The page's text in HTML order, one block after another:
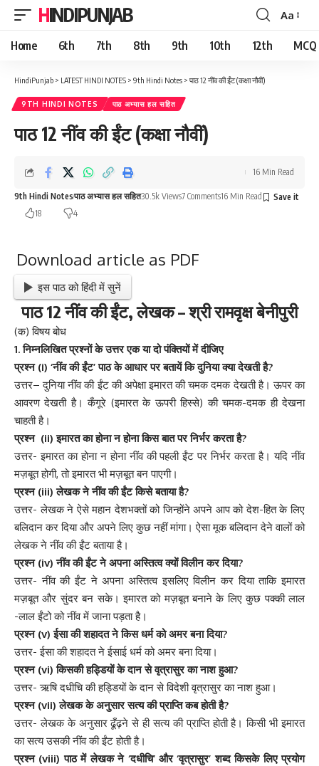
HINDIPUNJAB
Font
Resizer
Aa
Home 6th 7th 8th 9th 10th 12th MCQ
HindiPunjab > LATEST HINDI NOTES > 9th Hindi Notes > पाठ 12 नींव की ईंट (कक्षा नौवीं)
9TH HINDI NOTES पाठ अभ्यास हल सहित
पाठ 12 नींव की ईंट (कक्षा नौवीं)
9th Hindi Notesपाठ अभ्यास हल सहित30.5k Views7 Comments16 Min Read
18
4
16 Min Read
Download article as PDF
इस पाठ को हिंदी में सुनें
पाठ 12 नींव की ईंट, लेखक – श्री रामवृक्ष बेनीपुरी
(क) विषय बोध
1. निम्नलिखित प्रश्नों के उत्तर एक या दो पंक्तियों में दीजिए
प्रश्न (i) ‘नींव की ईंट’ पाठ के आधार पर बतायें कि दुनिया क्या देखती है?
उत्तर– दुनिया नींव की ईंट की अपेक्षा इमारत की चमक दमक देखती है। ऊपर का
आवरण देखती है। कँगूरे (इमारत के ऊपरी हिस्से) की चमक-दमक ही देखना
चाहती है।
प्रश्न (ii) इमारत का होना न होना किस बात पर निर्भर करता है?
उत्तर- इमारत का होना न होना नींव की पहली ईंट पर निर्भर करता है। यदि नींव
मज़बूत होगी, तो इमारत भी मज़बूत बन पाएगी।
प्रश्न (iii) लेखक ने नींव की ईंट किसे बताया है?
उत्तर- लेखक ने ऐसे महान देशभक्तों को जिन्होंने अपने आप को देश-हित के लिए
बलिदान कर दिया और अपने लिए कुछ नहीं मांगा। ऐसा मूक बलिदान देने वालों को
लेखक ने नींव की ईंट बताया है।
प्रश्न (iv) नींव की ईंट ने अपना अस्तित्व क्यों विलीन कर दिया?
उत्तर- नींव की ईंट ने अपना अस्तित्व इसलिए विलीन कर दिया ताकि इमारत
मज़बूत और सुंदर बन सके। इमारत को मज़बूत बनाने के लिए कुछ पक्की लाल
-लाल ईंटो को नींव में जाना पड़ता है।
प्रश्न (v) ईसा की शहादत ने किस धर्म को अमर बना दिया?
उत्तर- ईसा की शहादत ने ईसाई धर्म को अमर बना दिया।
प्रश्न (vi) किसकी हड्डियों के दान से वृत्रासुर का नाश हुआ?
उत्तर- ऋषि दधीचि की हड्डियों के दान से विदेशी वृत्रासुर का नाश हुआ।
प्रश्न (vii) लेखक के अनुसार सत्य की प्राप्ति कब होती है?
उत्तर- लेखक के अनुसार ढूँढ़ने से ही सत्य की प्राप्ति होती है। किसी भी इमारत
का सत्य उसकी नींव की ईंट होती है।
प्रश्न (viii) पाठ में लेखक ने ‘दधीचि’ और ‘वृत्रासुर’ शब्द किसके लिए प्रयोग